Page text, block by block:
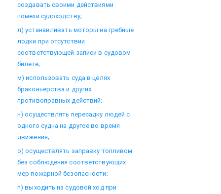
создавать своими действиями
помехи судоходству;
л) устанавливать моторы на гребные
лодки при отсутствии
соответствующей записи в судовом
билете;
м) использовать суда в целях
браконьерства и других
противоправных действий;
н) осуществлять пересадку людей с
одного судна на другое во время
движения;
о) осуществлять заправку топливом
без соблюдения соответствующих
мер пожарной безопасности;
п) выходить на судовой ход при